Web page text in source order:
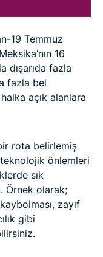
19 Temmuz
16
dışarıda fazla
fazla bel
açık alanlara
rota belirlemiş
önlemleri
sık
Örnek olarak;
zayıf
gibi